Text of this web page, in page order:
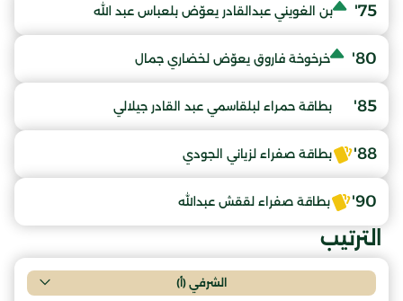
75' بن الغويني عبدالقادر يعوّض بلعباس عبد الله
80' خرخوخة فاروق يعوّض لخضاري جمال
85' بطاقة حمراء لبلقاسمي عبد القادر جيلالي
88' بطاقة صفراء لزياني الجودي
90' بطاقة صفراء لققش عبدالله
الترتيب
الشرفي (أ)